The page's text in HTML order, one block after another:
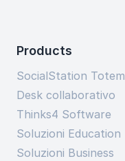
Products
SocialStation Totem
Desk collaborativo
Thinks4 Software
Soluzioni Education
Soluzioni Business